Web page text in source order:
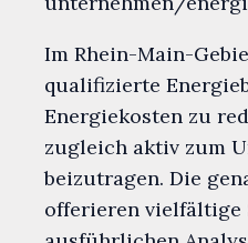
Im Rhein-Main-
qualifizierte
Energiekosten zu
zugleich aktiv zum
beizutragen. Die
offerieren vielfältige